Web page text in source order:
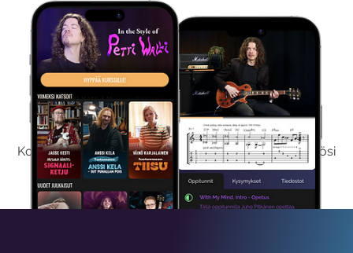
Kokeile Ilmaiseksi
Kokeilemalla ilmaiseksi saat koko sisältömme käyttöösi
viikon ajaksi.